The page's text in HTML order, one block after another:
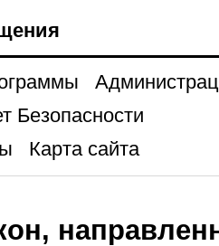
Безопасности
Карта сайта